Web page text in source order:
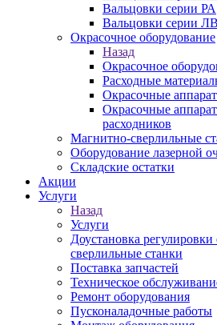
Вальцовки серии РА
Вальцовки серии
Окрасочное оборудование
Назад
Окрасочное
Расходные
Окрасочные
Окрасочные
расходников
Магнитно-сверлильные
Оборудование лазерной
Складские остатки
Акции
Услуги
Назад
Услуги
Доустановка
сверлильные станки
Поставка запчастей
Техническое
Ремонт оборудования
Пусконаладочные работы